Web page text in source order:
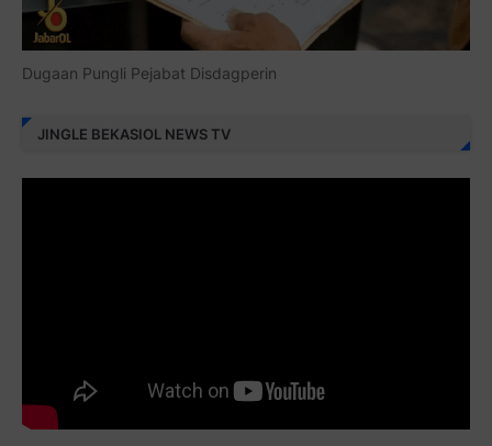
Dugaan Pungli Pejabat Disdagperin
JINGLE BEKASIOL NEWS TV